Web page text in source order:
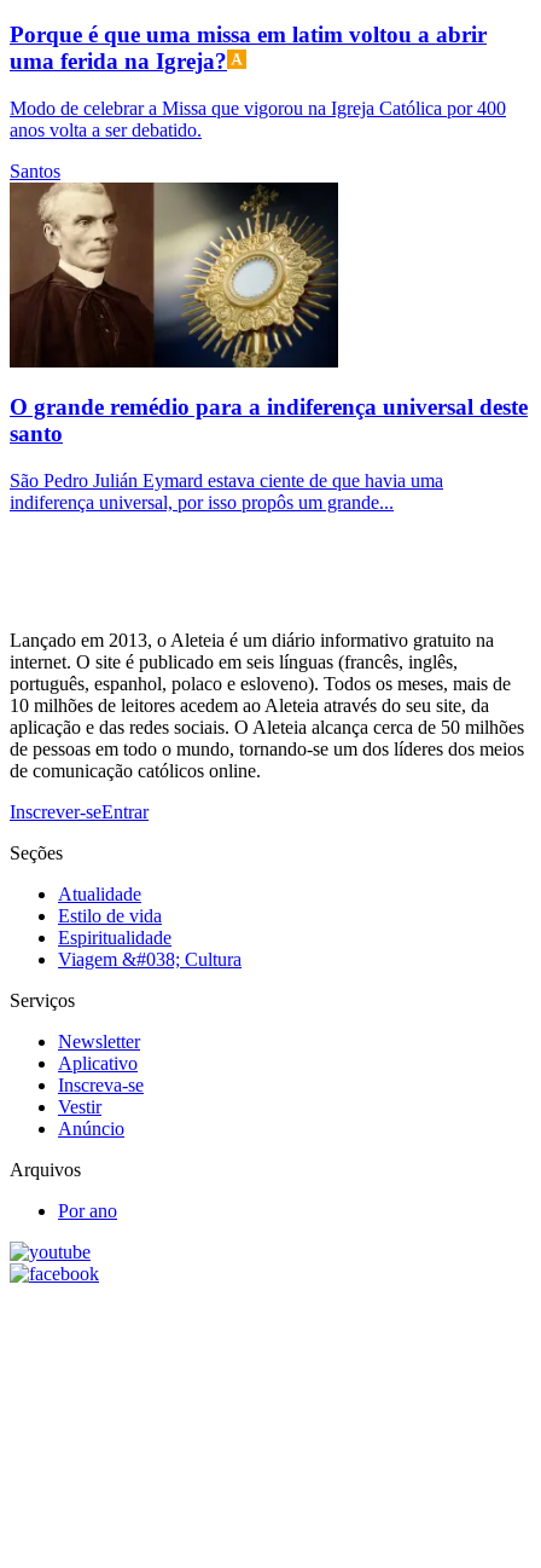
Porque é que uma missa em latim voltou a abrir
uma ferida na Igreja?
Modo de celebrar a Missa que vigorou na Igreja Católica por 400
anos volta a ser debatido.
Santos
O grande remédio para a indiferença universal deste
santo
São Pedro Julián Eymard estava ciente de que havia uma
indiferença universal, por isso propôs um grande...
Lançado em 2013, o Aleteia é um diário informativo gratuito na
internet. O site é publicado em seis línguas (francês, inglês,
português, espanhol, polaco e esloveno). Todos os meses, mais de
10 milhões de leitores acedem ao Aleteia através do seu site, da
aplicação e das redes sociais. O Aleteia alcança cerca de 50 milhões
de pessoas em todo o mundo, tornando-se um dos líderes dos meios
de comunicação católicos online.
Inscrever-seEntrar
Seções
Atualidade
Estilo de vida
Espiritualidade
Viagem &#038; Cultura
Serviços
Newsletter
Aplicativo
Inscreva-se
Vestir
Anúncio
Arquivos
Por ano